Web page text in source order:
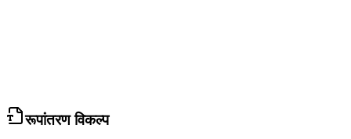
रूपांतरण विकल्प